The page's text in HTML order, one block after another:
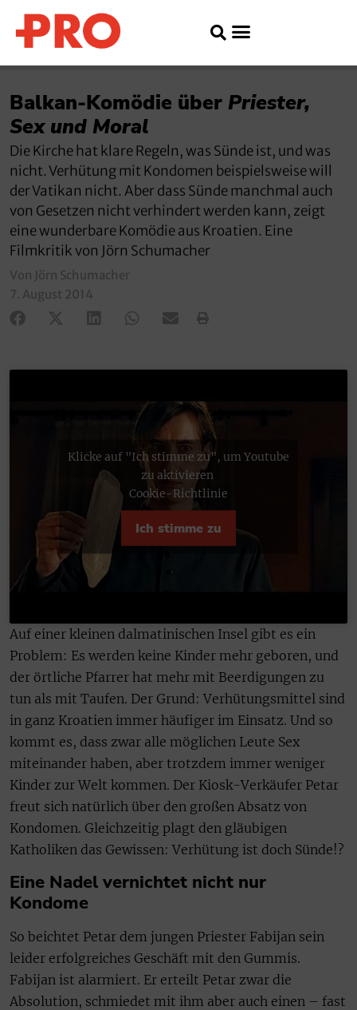
Balkan-Komödie über Priester,
Sex und Moral
Die Kirche hat klare Regeln, was Sünde ist, und was
nicht. Verhütung mit Kondomen beispielsweise will
der Vatikan nicht. Aber dass Sünde manchmal auch
von Gesetzen nicht verhindert werden kann, zeigt
eine wunderbare Komödie aus Kroatien. Eine
Filmkritik von Jörn Schumacher
Von Jörn Schumacher
7. August 2014
Klicke auf "Ich stimme zu", um Youtube
zu aktivieren
Cookie-Richtlinie
Ich stimme zu
Auf einer kleinen dalmatinischen Insel gibt es ein
Problem: Es werden keine Kinder mehr geboren, und
der örtliche Pfarrer hat mehr mit Beerdigungen zu
tun als mit Taufen. Der Grund: Verhütungsmittel sind
in ganz Kroatien immer häufiger im Einsatz. Und so
kommt es, dass zwar alle möglichen Leute Sex
miteinander haben, aber trotzdem immer weniger
Kinder zur Welt kommen. Der Kiosk-Verkäufer Petar
freut sich natürlich über den großen Absatz von
Kondomen. Gleichzeitig plagt den gläubigen
Katholiken das Gewissen: Verhütung ist doch Sünde!?
Eine Nadel vernichtet nicht nur
Kondome
So beichtet Petar dem jungen Priester Fabijan sein
leider erfolgreiches Geschäft mit den Gummis.
Fabijan ist alarmiert. Er erteilt Petar zwar die
Absolution, schmiedet mit ihm aber auch einen – fast